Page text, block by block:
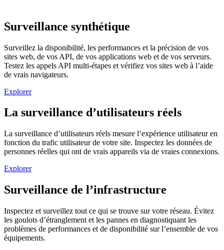
Surveillance synthétique
Surveillez la disponibilité, les performances et la précision de vos
sites web, de vos API, de vos applications web et de vos serveurs.
Testez les appels API multi-étapes et vérifiez vos sites web à l’aide
de vrais navigateurs.
Explorer
La surveillance d’utilisateurs réels
La surveillance d’utilisateurs réels mesure l’expérience utilisateur en
fonction du trafic utilisateur de votre site. Inspectez les données de
personnes réelles qui ont de vrais appareils via de vraies connexions.
Explorer
Surveillance de l’infrastructure
Inspectez et surveillez tout ce qui se trouve sur votre réseau. Évitez
les goulots d’étranglement et les pannes en diagnostiquant les
problèmes de performances et de disponibilité sur l’ensemble de vos
équipements.